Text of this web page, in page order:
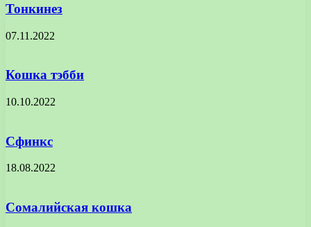
Тонкинез
07.11.2022
Кошка тэбби
10.10.2022
Сфинкс
18.08.2022
Сомалийская кошка